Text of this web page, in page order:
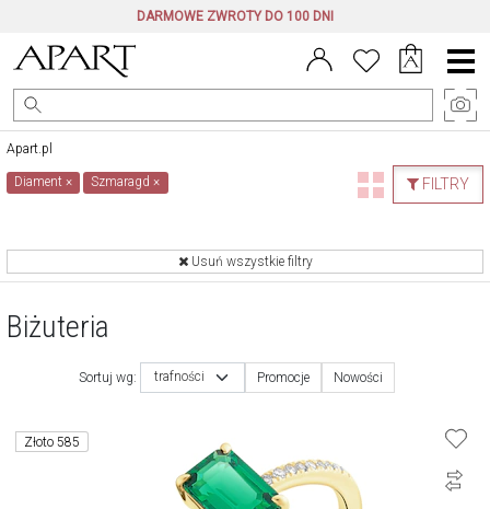
DARMOWE ZWROTY DO 100 DNI
Menu
główne
Apart.pl
FILTRY
Diament× Szmaragd×
Usuń wszystkie filtry
Biżuteria
Sortuj wg: trafności Promocje Nowości
Złoto 585